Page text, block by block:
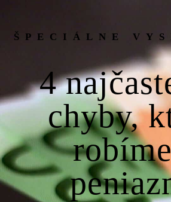
ŠPECIÁLNE
4
chyby,